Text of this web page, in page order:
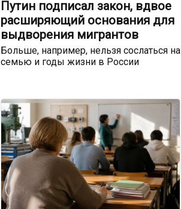
Путин подписал закон, вдвое
расширяющий основания для
выдворения мигрантов
Больше, например, нельзя сослаться на
семью и годы жизни в России